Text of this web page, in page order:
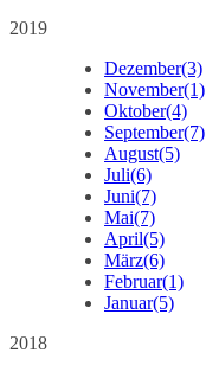
2019
Dezember(3)
November(1)
Oktober(4)
September(7)
August(5)
Juli(6)
Juni(7)
Mai(7)
April(5)
März(6)
Februar(1)
Januar(5)
2018